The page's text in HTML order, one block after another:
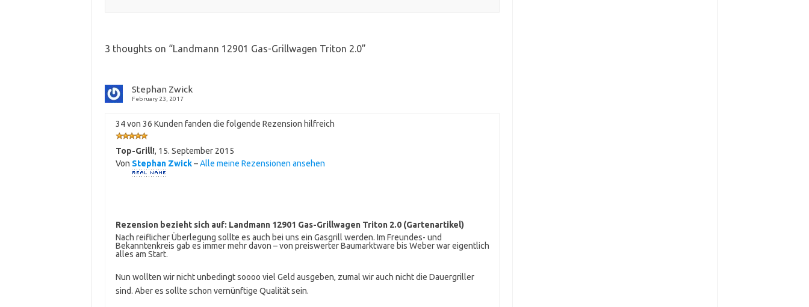
3 thoughts on “Landmann 12901 Gas-Grillwagen Triton 2.0”
Stephan Zwick
February 23, 2017
34 von 36 Kunden fanden die folgende Rezension hilfreich
Top-Grill!, 15. September 2015
Von Stephan Zwick–Alle meine Rezensionen ansehen
Rezension bezieht sich auf: Landmann 12901 Gas-Grillwagen Triton 2.0 (Gartenartikel)
Nach reiflicher Überlegung sollte es auch bei uns ein Gasgrill werden. Im Freundes- und
Bekanntenkreis gab es immer mehr davon – von preiswerter Baumarktware bis Weber war eigentlich
alles am Start.
Nun wollten wir nicht unbedingt soooo viel Geld ausgeben, zumal wir auch nicht die Dauergriller
sind. Aber es sollte schon vernünftige Qualität sein.